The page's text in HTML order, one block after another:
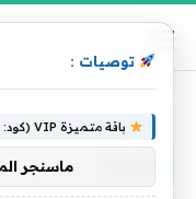
توصيات :
باقة متميزة VIP (كود: AA26790):
ماسنجر